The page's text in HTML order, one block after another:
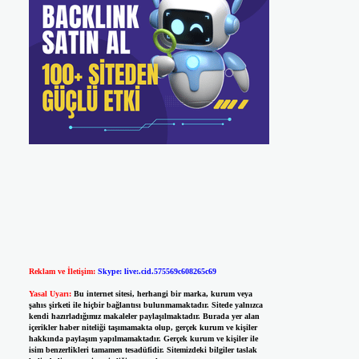
Reklam ve İletişim: Skype: live:.cid.575569c608265c69
Yasal Uyarı: Bu internet sitesi, herhangi bir marka, kurum veya
şahıs şirketi ile hiçbir bağlantısı bulunmamaktadır. Sitede yalnızca
kendi hazırladığımız makaleler paylaşılmaktadır. Burada yer alan
içerikler haber niteliği taşımamakta olup, gerçek kurum ve kişiler
hakkında paylaşım yapılmamaktadır. Gerçek kurum ve kişiler ile
isim benzerlikleri tamamen tesadüfidir. Sitemizdeki bilgiler taslak